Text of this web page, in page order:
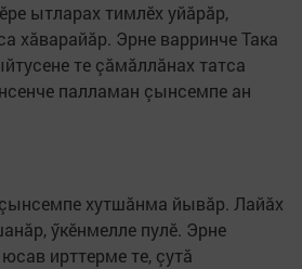
ытларах тимлӗх уйăрăр,
хăварайăр. Эрне варринче Така
те çăмăллăнах татса
палламан çынсемпе ан
хутшăнма йывăр. Лайăх
ӳкӗнмелле пулӗ. Эрне
ирттерме те, çутă